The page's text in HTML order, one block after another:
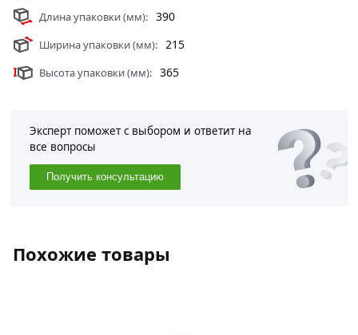
Длина упаковки (мм): 390
Ширина упаковки (мм): 215
Высота упаковки (мм): 365
Эксперт поможет с выбором и ответит на
все вопросы
Получить консультацию
Похожие товары